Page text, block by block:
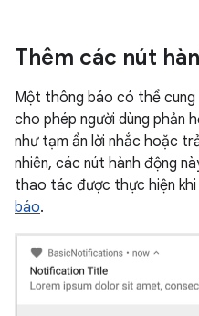
Thêm các nút
Một thông báo có thể cung
cho phép người dùng phản
như tạm ẩn lời nhắc hoặc
nhiên, các nút hành động
thao tác được thực hiện khi
báo.